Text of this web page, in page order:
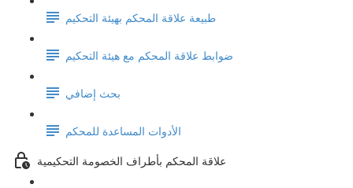
طبيعة علاقة المحكم بهيئة التحكيم
ضوابط علاقة المحكم مع هيئة التحكيم
بحث إضافي
الأدوات المساعدة للمحكم
علاقة المحكم بأطراف الخصومة التحكيمية